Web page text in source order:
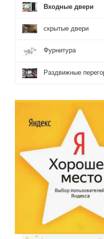
Входные двери
скрытые двери
Фурнитура
Раздвижные